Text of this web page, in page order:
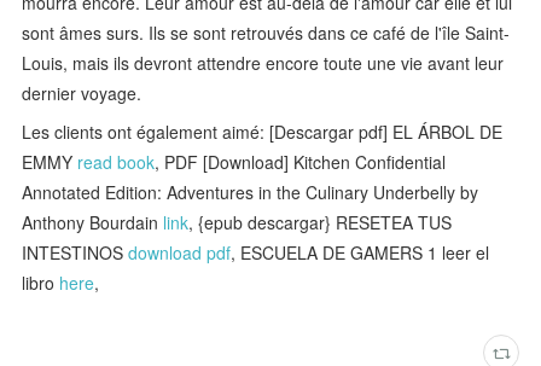
sont âmes surs. Ils se sont retrouvés dans ce café de l'île Saint-
Louis, mais ils devront attendre encore toute une vie avant leur
dernier voyage.
Les clients ont également aimé: [Descargar pdf] EL ÁRBOL DE
EMMY read book, PDF [Download] Kitchen Confidential
Annotated Edition: Adventures in the Culinary Underbelly by
Anthony Bourdain link, {epub descargar} RESETEA TUS
INTESTINOSdownload pdf, ESCUELA DE GAMERS 1 leer el
libro here,